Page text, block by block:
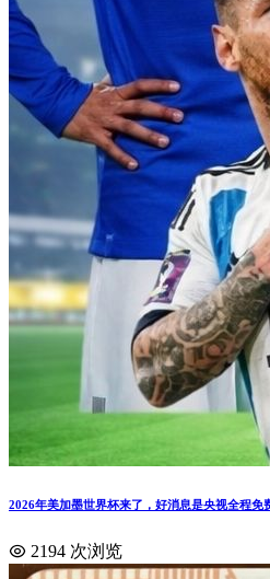
2026年美加墨世界杯来了，好消息是央视全程免
2194 次浏览